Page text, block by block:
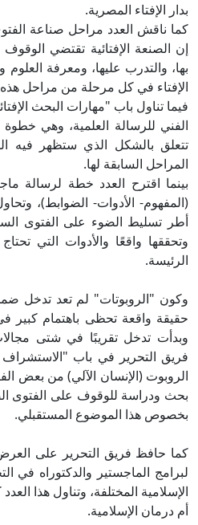
بدار الإفتاء المصرية.
كما ناقش العدد مراحل صناعة
إن الصنعة الإفتائية تقتضي
بها، والتدرب عليها، ومعرفة
الإفتاء في كل مرحلة من مراحل
فيما تناول باب "مهارات البحث
الفني للرسالة العلمية، وهي
تتعلق بالشكل الذي ستظهر فيه
المراحل السابقة لها.
بينما اقترح العدد خطة لرسالة
(المفهوم- الأدوات- الضوابط)،
أطر تسليط الضوء على الفتوى
وتحققها واقعًا والأدوات التي
الرئيسة.
وكون "الروبوتات" لم تعد تدخل
حقيقة واقعة تحظى باهتمام كبير
وبدأت تدخل تقريبًا في شتى
فريق التحرير في باب
الروبوت (الإنسان الآلي) من بعض
بحث ودراسة للوقوف على الفتوى
بخصوص هذا الموضوع المستقبلي.
كما حافظ فريق التحرير على
لبرامج الماجستير والدكتوراه في
الإسلامية المختلفة، وتناول هذا
أم درمان الإسلامية.